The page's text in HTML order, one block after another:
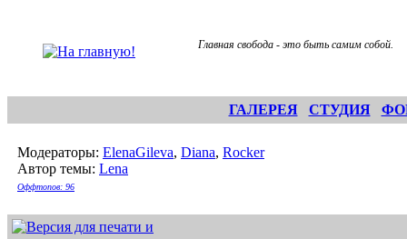
Главная свобода - это быть самим собой.
ГАЛЕРЕЯ СТУДИЯ
Модераторы: ElenaGileva, Diana, Rocker
Автор темы: Lena
Оффтопов: 96